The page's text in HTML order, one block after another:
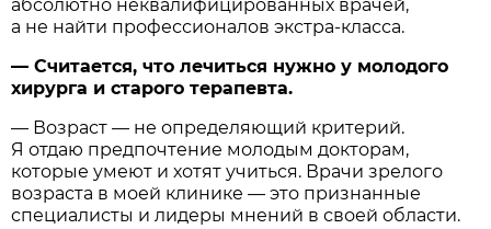
абсолютно неквалифицированных врачей,
а не найти профессионалов экстра-класса.
— Считается, что лечиться нужно у молодого
хирурга и старого терапевта.
— Возраст — не определяющий критерий.
Я отдаю предпочтение молодым докторам,
которые умеют и хотят учиться. Врачи зрелого
возраста в моей клинике — это признанные
специалисты и лидеры мнений в своей области.